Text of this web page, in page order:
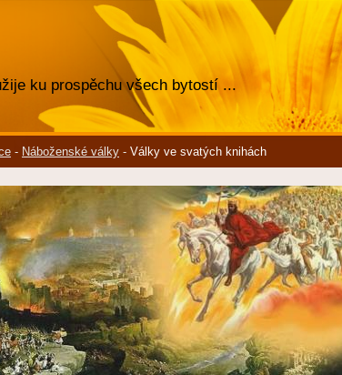
ku prospěchu všech bytostí ...
- Náboženské války - Války ve svatých knihách